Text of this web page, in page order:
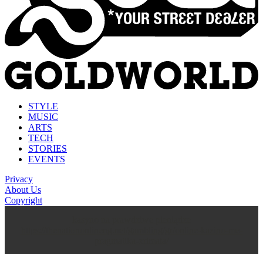
STYLE
MUSIC
ARTS
TECH
STORIES
EVENTS
Privacy
About Us
Copyright